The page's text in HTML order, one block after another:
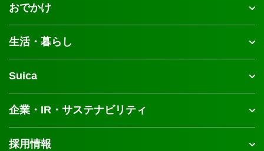
おでかけ
生活・暮らし
Suica
企業・IR・サステナビリティ
採用情報